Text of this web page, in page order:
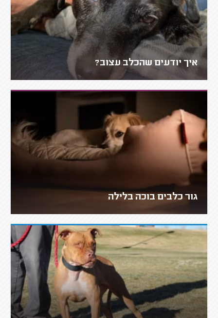
איך יודעים שהכלב עצוב?
גור כלבים בוכה בלילה